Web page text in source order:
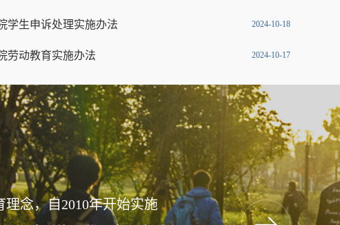
学生申诉处理实施办法 2024-10-18
劳动教育实施办法 2024-10-17
念，自2010年开始实施